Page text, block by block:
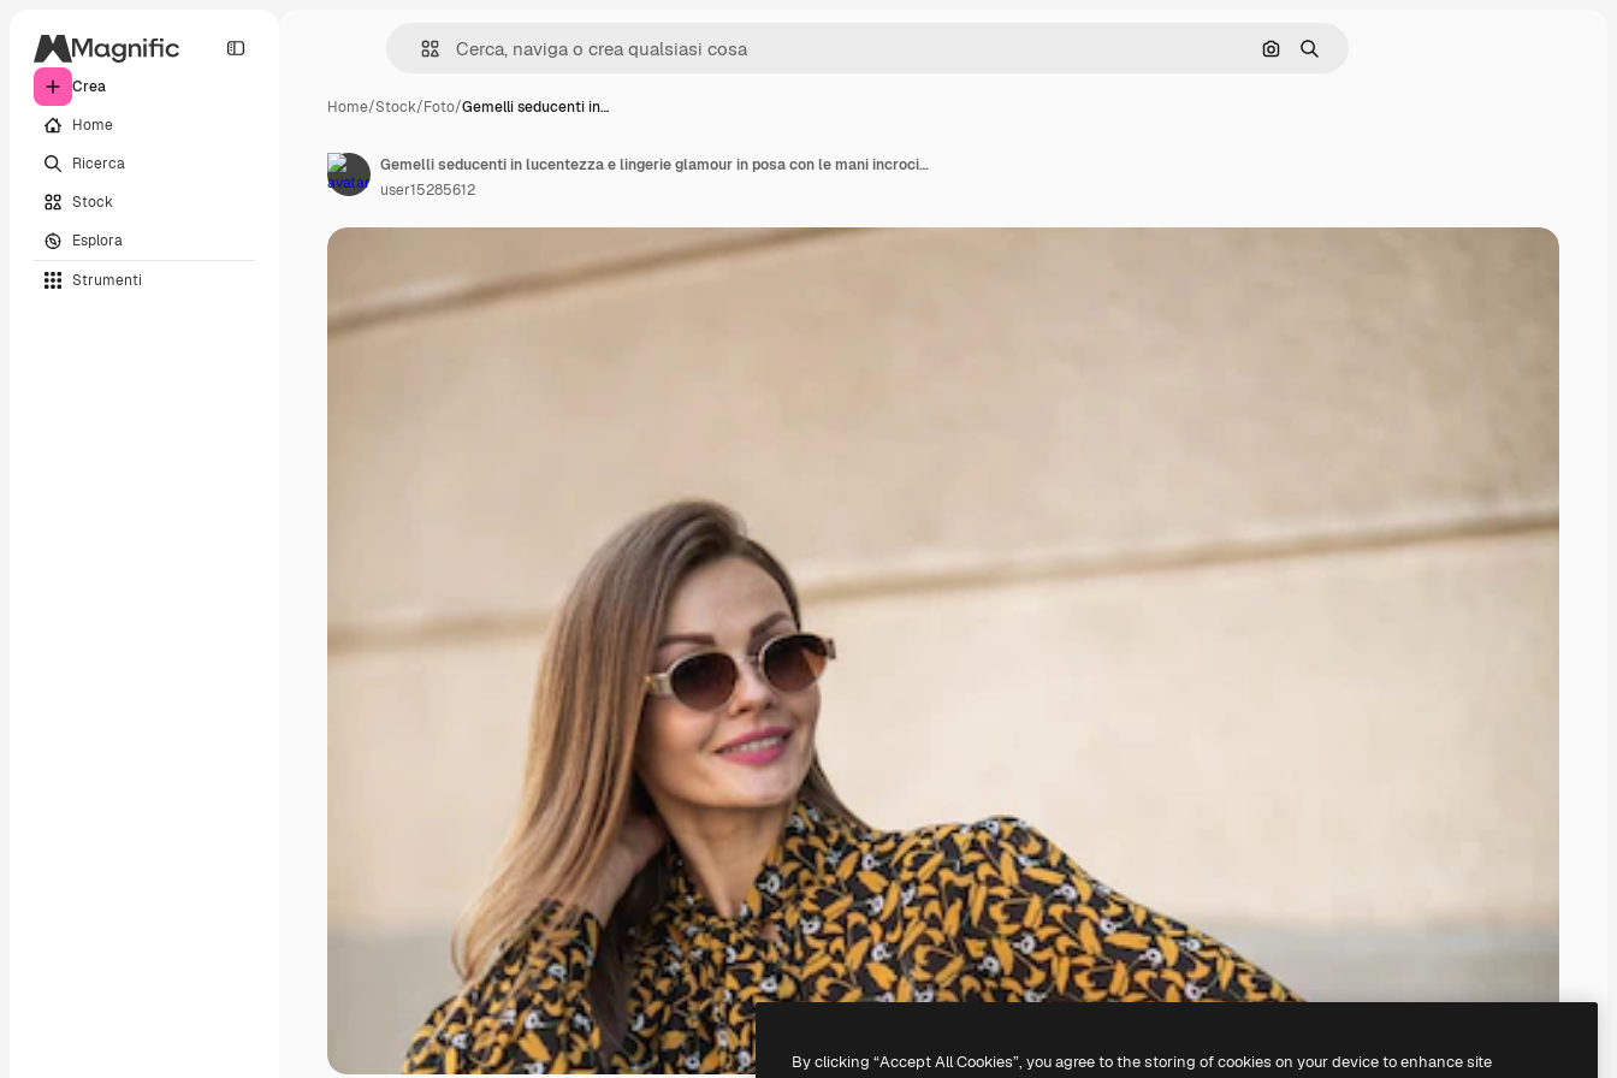
Crea
Home
Ricerca
Stock
Esplora
Strumenti
Cerca per immagine
Ricerca
Home/Stock/Foto/Gemelli seducenti in…
Gemelli seducenti in lucentezza e lingerie glamour in posa con le mani incrociate
user15285612
By clicking “Accept All Cookies”, you agree to the storing of cookies on your device to enhance site